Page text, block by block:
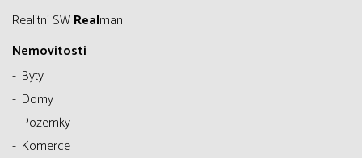
Realitní SWRealman
Nemovitosti
Byty
Domy
Pozemky
Komerce